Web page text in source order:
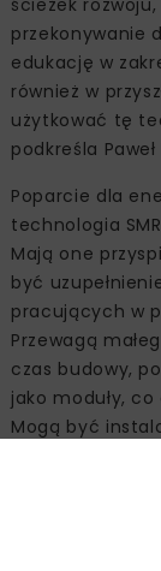
przekonywanie
edukację w
również w
użytkować tę
podkreśla
Poparcie dla
technologia
Mają one
być
pracujących w
Przewagą
czas budowy,
jako moduły,
Mogą być